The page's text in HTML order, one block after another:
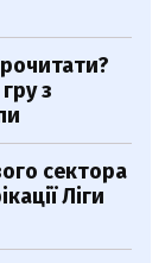
з
сектора
Ліги